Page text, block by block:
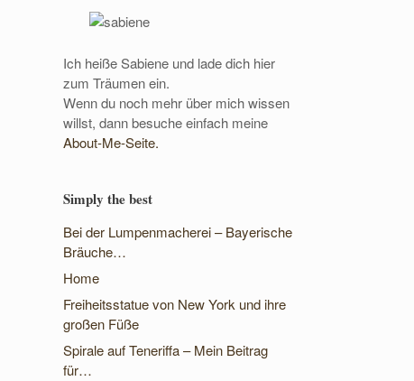
Ich heiße Sabiene und lade dich hier
zum Träumen ein.
Wenn du noch mehr über mich wissen
willst, dann besuche einfach meine
About-Me-Seite.
Simply the best
Bei der Lumpenmacherei – Bayerische
Bräuche…
Home
Freiheitsstatue von New York und ihre
großen Füße
Spirale auf Teneriffa – Mein Beitrag
für…